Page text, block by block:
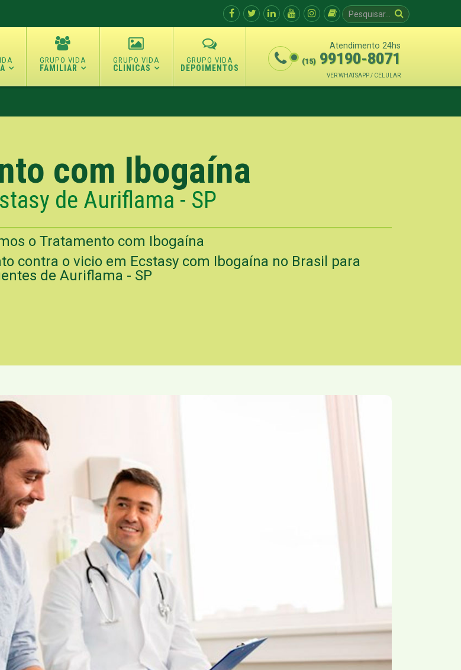
FAMILIAR CLINICAS DEPOIMENTOS
Atendimento 24hs
(15) 99190-8071
VER WHATSAPP / CELULAR
com Ibogaína
de Auriflama - SP
o Tratamento com Ibogaína
contra o vicio em Ecstasy com Ibogaína no Brasil para
de Auriflama - SP